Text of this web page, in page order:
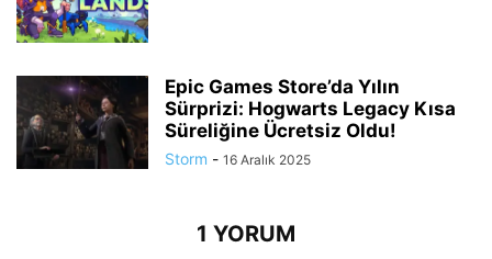
Epic Games Store’da Yılın
Sürprizi: Hogwarts Legacy Kısa
Süreliğine Ücretsiz Oldu!
Storm - 16 Aralık 2025
1 YORUM